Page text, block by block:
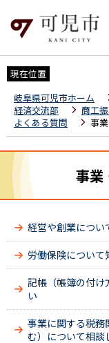
現在位置
岐阜県可児市ホーム
経済交流部
商工
よくある質問
事
事業
経営や創業につい
労働保険について
記帳（帳簿の付け
い
事業に関する税務
む）について相談